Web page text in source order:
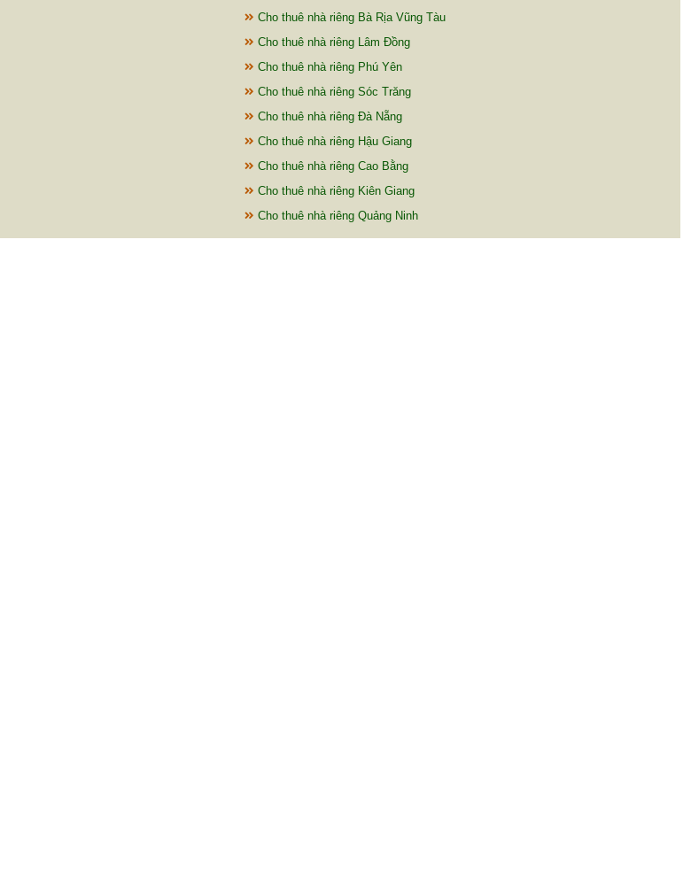
Cho thuê nhà riêng Bà Rịa Vũng Tàu
Cho thuê nhà riêng Lâm Đồng
Cho thuê nhà riêng Phú Yên
Cho thuê nhà riêng Sóc Trăng
Cho thuê nhà riêng Đà Nẵng
Cho thuê nhà riêng Hậu Giang
Cho thuê nhà riêng Cao Bằng
Cho thuê nhà riêng Kiên Giang
Cho thuê nhà riêng Quảng Ninh